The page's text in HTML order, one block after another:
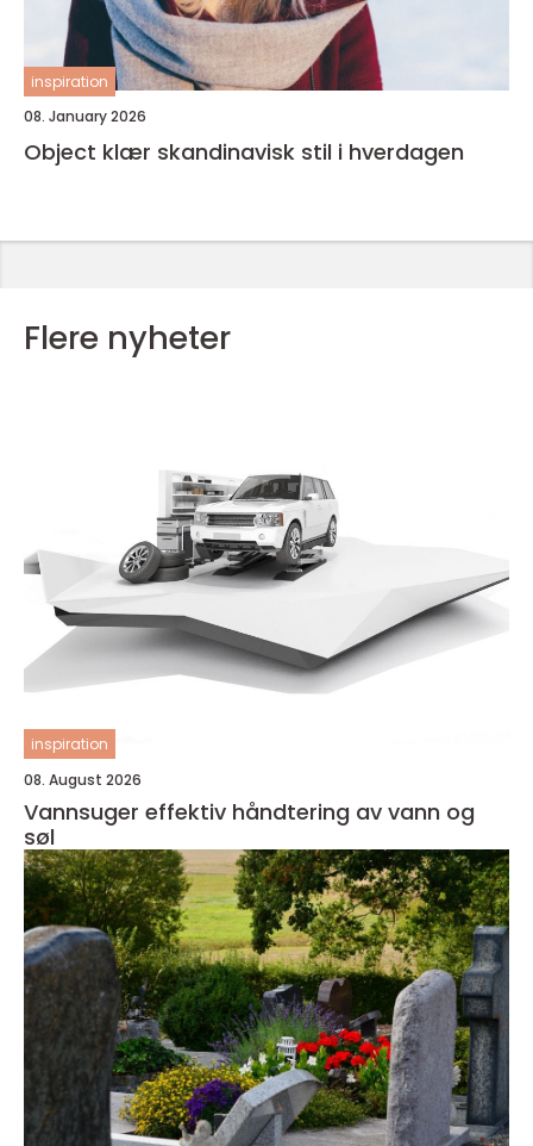
inspiration
08. January 2026
Object klær skandinavisk stil i hverdagen
Flere nyheter
inspiration
08. August 2026
Vannsuger effektiv håndtering av vann og
søl